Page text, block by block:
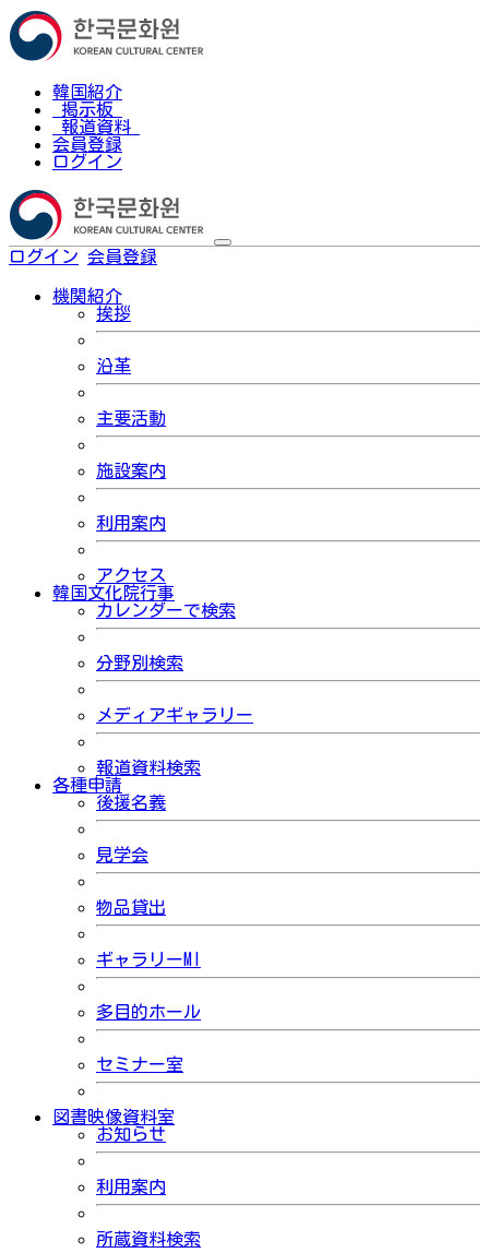
韓国紹介
掲示板
報道資料
会員登録
ログイン
ログイン 会員登録
機関紹介
挨拶
沿革
主要活動
施設案内
利用案内
アクセス
韓国文化院行事
カレンダーで検索
分野別検索
メディアギャラリー
報道資料検索
各種申請
後援名義
見学会
物品貸出
ギャラリーMI
多目的ホール
セミナー室
図書映像資料室
お知らせ
利用案内
所蔵資料検索